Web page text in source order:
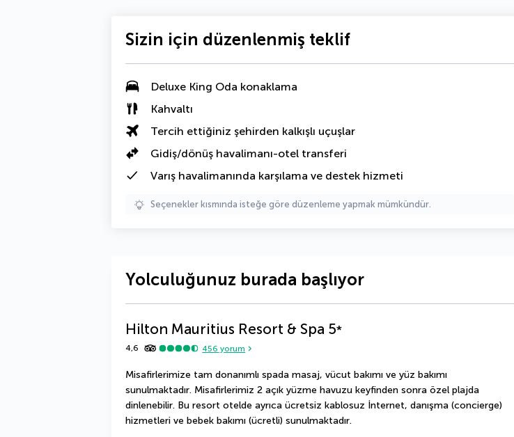
Sizin için düzenlenmiş teklif
Deluxe King Oda konaklama
Kahvaltı
Tercih ettiğiniz şehirden kalkışlı uçuşlar
Gidiş/dönüş havalimanı-otel transferi
Varış havalimanında karşılama ve destek hizmeti
Seçenekler kısmında isteğe göre düzenleme yapmak mümkündür.
Yolculuğunuz burada başlıyor
Hilton Mauritius Resort & Spa 5*
4,6 456 yorum
Misafirlerimize tam donanımlı spada masaj, vücut bakımı ve yüz bakımı
sunulmaktadır. Misafirlerimiz 2 açık yüzme havuzu keyfinden sonra özel plajda
dinlenebilir. Bu resort otelde ayrıca ücretsiz kablosuz İnternet, danışma (concierge)
hizmetleri ve bebek bakımı (ücretli) sunulmaktadır.